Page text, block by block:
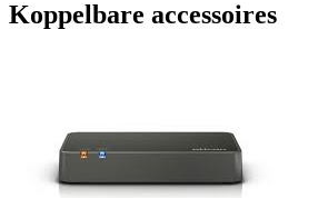
Koppelbare accessoires